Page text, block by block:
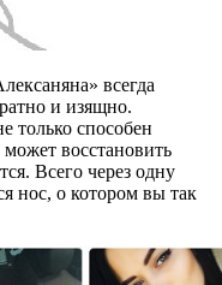
всегда
и изящно.
только способен
восстановить
Всего через одну
нос, о котором вы так